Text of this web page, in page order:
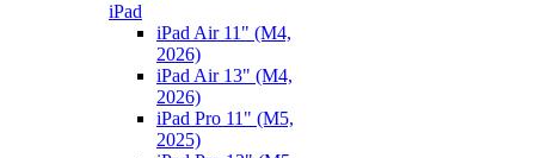
iPad
iPad Air 11" (M4,
2026)
iPad Air 13" (M4,
2026)
iPad Pro 11" (M5,
2025)